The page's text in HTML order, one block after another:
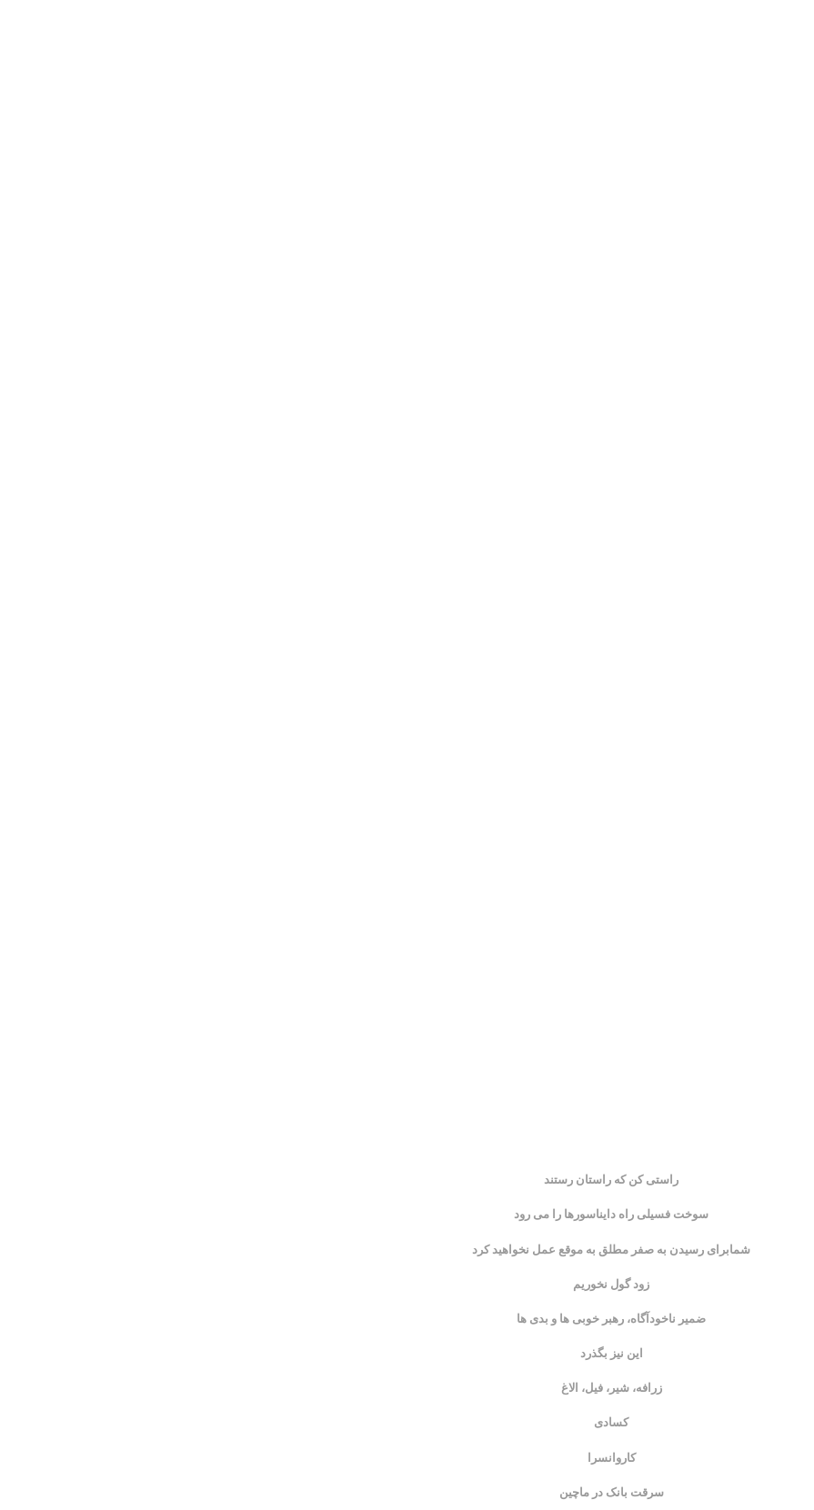
راستی کن که راستان رستند
سوخت فسیلی راه دایناسورها را می رود
شمابرای رسیدن به صفر مطلق به موقع عمل نخواهید کرد
زود گول نخوریم
ضمیر ناخودآگاه، رهبر خوبی ها و بدی ها
این نیز بگذرد
زرافه، شیر، فیل، الاغ
کسادی
کاروانسرا
سرقت بانک در ماچین